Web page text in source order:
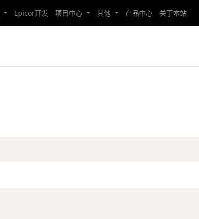
Epicor开发 项目中心 其他 产品中心 关于本站